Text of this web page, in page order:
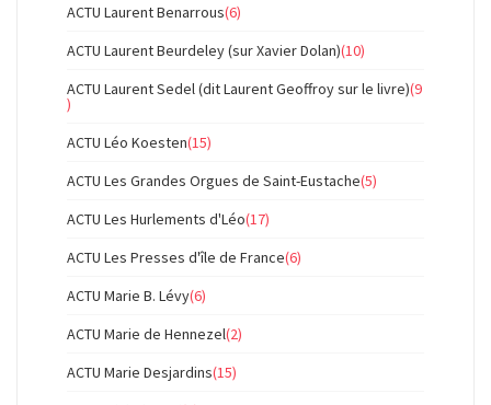
ACTU Laurent Benarrous(6)
ACTU Laurent Beurdeley (sur Xavier Dolan)(10)
ACTU Laurent Sedel (dit Laurent Geoffroy sur le livre)(9
)
ACTU Léo Koesten(15)
ACTU Les Grandes Orgues de Saint-Eustache(5)
ACTU Les Hurlements d'Léo(17)
ACTU Les Presses d'île de France(6)
ACTU Marie B. Lévy(6)
ACTU Marie de Hennezel(2)
ACTU Marie Desjardins(15)